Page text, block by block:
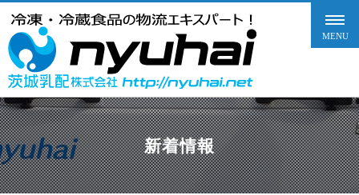
新着情報